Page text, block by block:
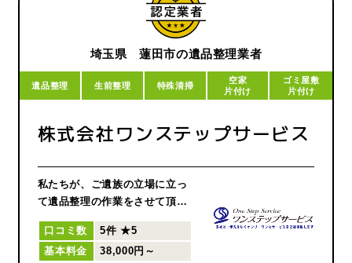
埼玉県 蓮田市の遺品整理業者
遺品整理 生前整理 特殊清掃
空家
片付け
ゴミ屋敷
片付け
株式会社ワンステップサービス
私たちが、ご遺族の立場に立っ
て遺品整理の作業をさせて頂く
ことにより、心から「ありがと
う」と仰って頂けるよう、事業
所スタッフ一同、誠心誠意で取
口コミ数 5件 ★5
基本料金
38,000円～